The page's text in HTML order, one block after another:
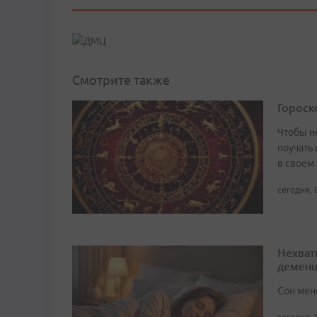
Смотрите также
Чтобы
в своем
сегодня,
Сон